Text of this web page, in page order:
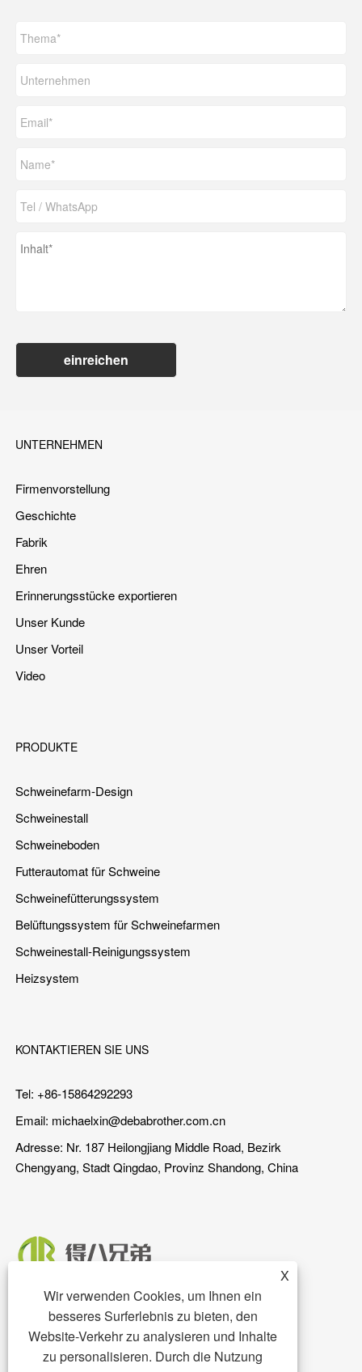
einreichen
UNTERNEHMEN
Firmenvorstellung
Geschichte
Fabrik
Ehren
Erinnerungsstücke exportieren
Unser Kunde
Unser Vorteil
Video
PRODUKTE
Schweinefarm-Design
Schweinestall
Schweineboden
Futterautomat für Schweine
Schweinefütterungssystem
Belüftungssystem für Schweinefarmen
Schweinestall-Reinigungssystem
Heizsystem
KONTAKTIEREN SIE UNS
Tel: +86-15864292293
Email: michaelxin@debabrother.com.cn
Adresse: Nr. 187 Heilongjiang Middle Road, Bezirk
Chengyang, Stadt Qingdao, Provinz Shandong, China
X
Wir verwenden Cookies, um Ihnen ein
besseres Surferlebnis zu bieten, den
Website-Verkehr zu analysieren und Inhalte
zu personalisieren. Durch die Nutzung